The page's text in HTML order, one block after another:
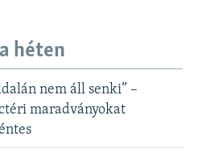
héten
nem áll senki” –
maradványokat